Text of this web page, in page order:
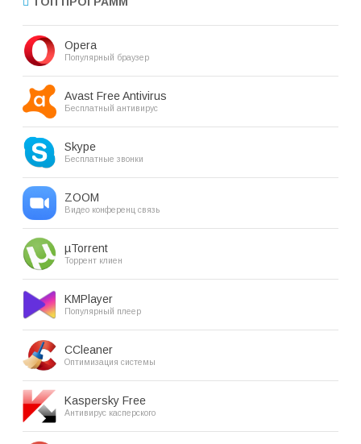
Opera
Популярный браузер
Avast Free Antivirus
Бесплатный антивирус
Skype
Бесплатные звонки
ZOOM
Видео конференц связь
µTorrent
Торрент клиен
KMPlayer
Популярный плеер
CCleaner
Оптимизация системы
Kaspersky Free
Антивирус касперского